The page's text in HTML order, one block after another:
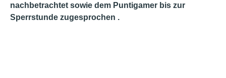
nachbetrachtet sowie dem Puntigamer bis zur
Sperrstunde zugesprochen .